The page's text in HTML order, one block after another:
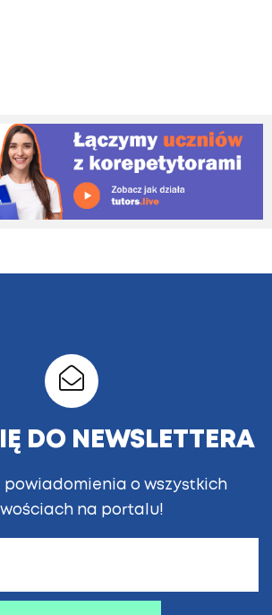
DO NEWSLETTERA
powiadomienia o wszystkich
na portalu!